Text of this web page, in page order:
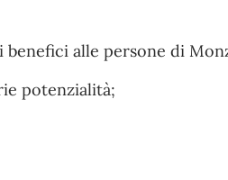
alle persone di
potenzialità;